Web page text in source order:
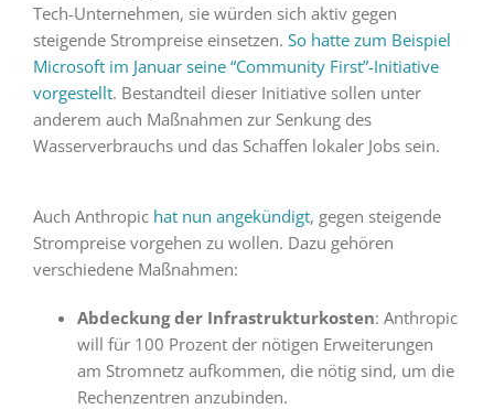
Tech-Unternehmen, sie würden sich aktiv gegen
steigende Strompreise einsetzen. So hatte zum Beispiel
Microsoft im Januar seine “Community First”-Initiative
vorgestellt. Bestandteil dieser Initiative sollen unter
anderem auch Maßnahmen zur Senkung des
Wasserverbrauchs und das Schaffen lokaler Jobs sein.
Auch Anthropic hat nun angekündigt, gegen steigende
Strompreise vorgehen zu wollen. Dazu gehören
verschiedene Maßnahmen:
Abdeckung der Infrastrukturkosten: Anthropic
will für 100 Prozent der nötigen Erweiterungen
am Stromnetz aufkommen, die nötig sind, um die
Rechenzentren anzubinden.